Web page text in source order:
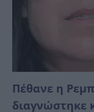
Πέθανε η
διαγνώστηκε